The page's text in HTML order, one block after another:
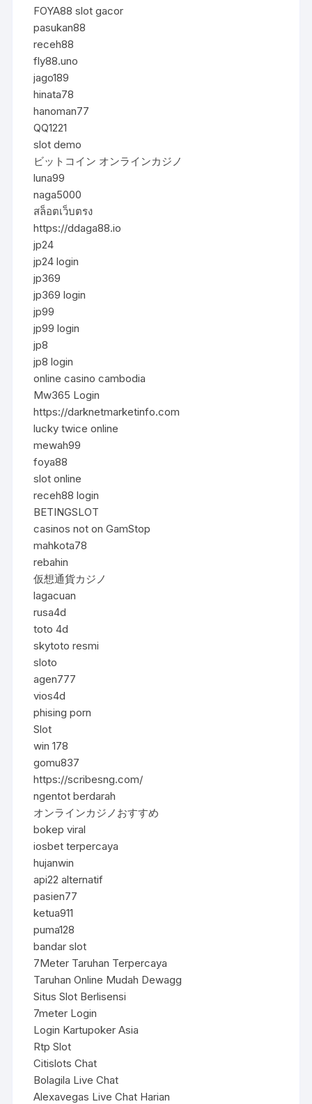
FOYA88 slot gacor
pasukan88
receh88
fly88.uno
jago189
hinata78
hanoman77
QQ1221
slot demo
ビットコイン オンラインカジノ
luna99
naga5000
สล็อตเว็บตรง
https://ddaga88.io
jp24
jp24 login
jp369
jp369 login
jp99
jp99 login
jp8
jp8 login
online casino cambodia
Mw365 Login
https://darknetmarketinfo.com
lucky twice online
mewah99
foya88
slot online
receh88 login
BETINGSLOT
casinos not on GamStop
mahkota78
rebahin
仮想通貨カジノ
lagacuan
rusa4d
toto 4d
skytoto resmi
sloto
agen777
vios4d
phising porn
Slot
win 178
gomu837
https://scribesng.com/
ngentot berdarah
オンラインカジノおすすめ
bokep viral
iosbet terpercaya
hujanwin
api22 alternatif
pasien77
ketua911
puma128
bandar slot
7Meter Taruhan Terpercaya
Taruhan Online Mudah Dewagg
Situs Slot Berlisensi
7meter Login
Login Kartupoker Asia
Rtp Slot
Citislots Chat
Bolagila Live Chat
Alexavegas Live Chat Harian